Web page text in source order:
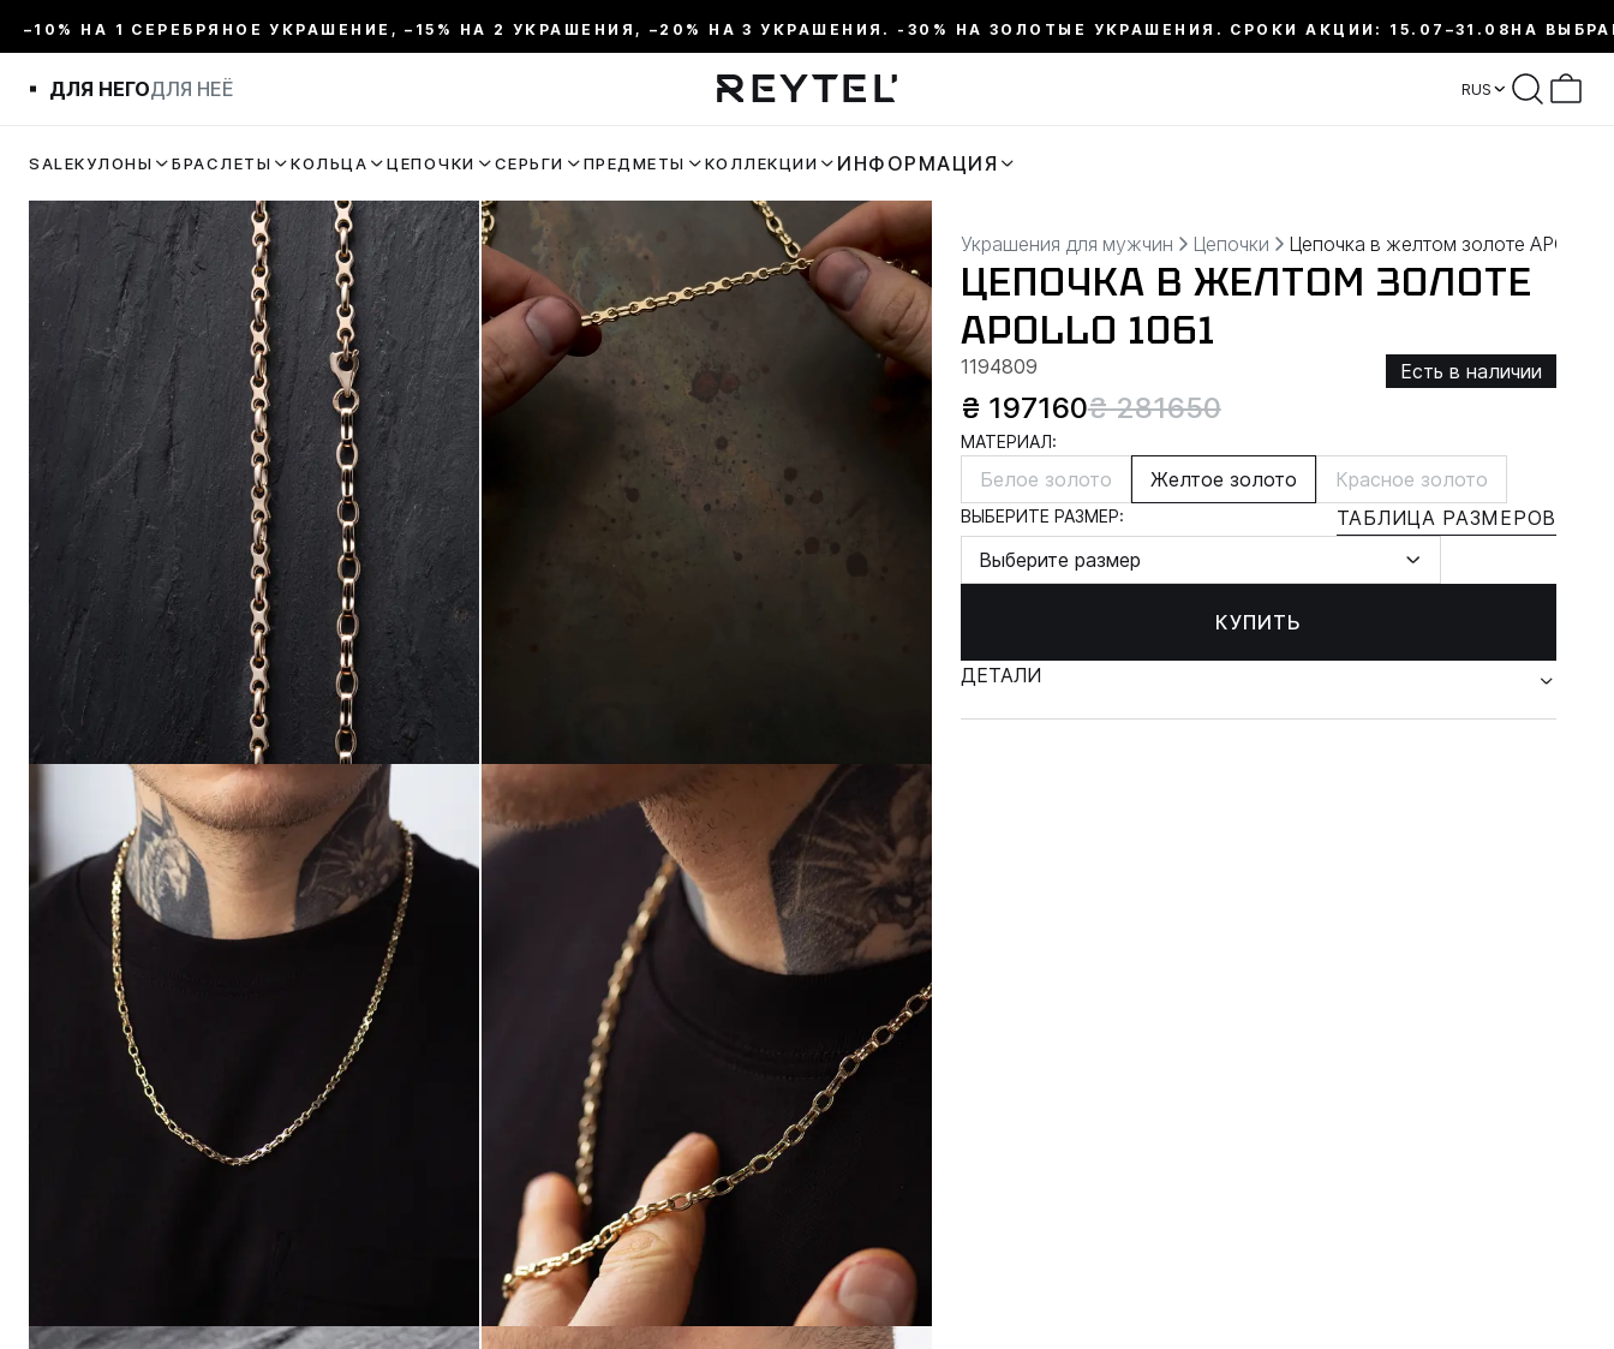
–10% НА 1 СЕРЕБРЯНОЕ УКРАШЕНИЕ, –15% НА 2 УКРАШЕНИЯ, –20% НА 3 УКРАШЕНИЯ. -30% НА ЗОЛОТЫЕ УКРАШЕНИЯ. СРОКИ АКЦИИ: 15.07–31.08 НА
ДЛЯ НЕГОДЛЯ НЕЁ RUS
SALEКУЛОНЫ БРАСЛЕТЫ КОЛЬЦА ЦЕПОЧКИ СЕРЬГИ ПРЕДМЕТЫ КОЛЛЕКЦИИ ИНФОРМАЦИЯ
Украшения для мужчин Цепочки Цепочка в желтом золоте APOLLO
ЦЕПОЧКА В ЖЕЛТОМ ЗОЛОТЕ
APOLLO 1061
1194809 Есть в наличии
₴ 197160₴ 281650
МАТЕРИАЛ:
Белое золото Желтое золото Красное золото
ВЫБЕРИТЕ РАЗМЕР:
ТАБЛИЦА РАЗМЕРОВ
Выберите размер
КУПИТЬ
ДЕТАЛИ